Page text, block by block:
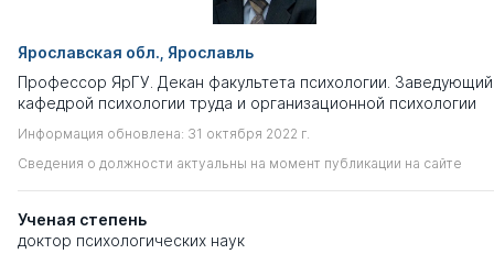
Ярославская обл., Ярославль
Профессор ЯрГУ. Декан факультета психологии. Заведующий
кафедрой психологии труда и организационной психологии
Информация обновлена: 31 октября 2022 г.
Сведения о должности актуальны на момент публикации на сайте
Ученая степень
доктор психологических наук